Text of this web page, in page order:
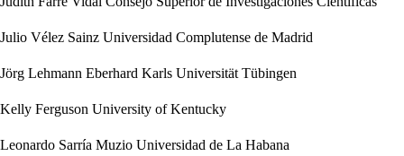
Julio Vélez Sainz Universidad Complutense de Madrid
Jörg Lehmann Eberhard Karls Universität Tübingen
Kelly Ferguson University of Kentucky
Leonardo Sarría Muzio Universidad de La Habana